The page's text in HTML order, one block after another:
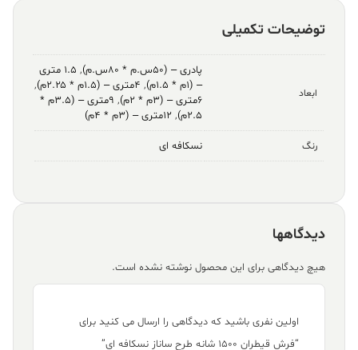
توضیحات تکمیلی
ابعاد
پادری – (۵۰س.م * ۸۰س.م) ,
۱.۵ متری
– (۱م * ۱.۵م)
, ۴متری – (۱.۵م * ۲.۲۵م)
,
۶متری – (۳م * ۲م)
,
۹متری – (۳.۵م *
۲.۵م)
, ۱۲متری – (۳م * ۴م)
رنگ نسکافه ای
دیدگاهها
هیچ دیدگاهی برای این محصول نوشته نشده است.
اولین نفری باشید که دیدگاهی را ارسال می کنید برای
“فرش قیطران ۱۵۰۰ شانه طرح ساناز نسکافه ای”